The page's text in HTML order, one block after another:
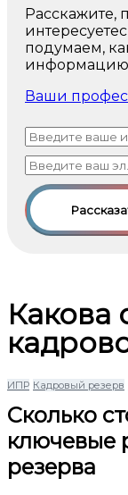
Расскажите,
подумаем,
Ваши
Какова
ИПР Кадровый резерв
Сколько
ключевые
резерва